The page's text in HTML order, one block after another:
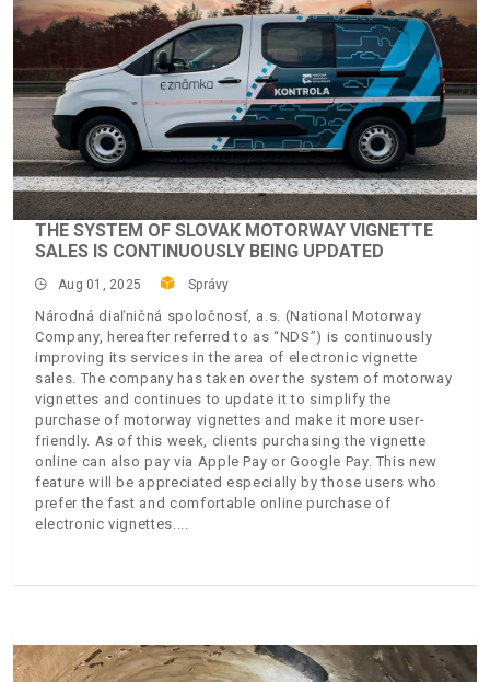
THE SYSTEM OF SLOVAK MOTORWAY VIGNETTE
SALES IS CONTINUOUSLY BEING UPDATED
Aug 01, 2025 Správy
Národná diaľničná spoločnosť, a.s. (National Motorway
Company, hereafter referred to as “NDS”) is continuously
improving its services in the area of electronic vignette
sales. The company has taken over the system of motorway
vignettes and continues to update it to simplify the
purchase of motorway vignettes and make it more user-
friendly. As of this week, clients purchasing the vignette
online can also pay via Apple Pay or Google Pay. This new
feature will be appreciated especially by those users who
prefer the fast and comfortable online purchase of
electronic vignettes.